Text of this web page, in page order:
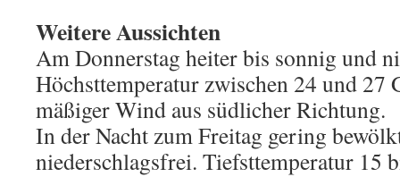
Weitere Aussichten
Am Donnerstag heiter bis sonnig und
Höchsttemperatur zwischen 24 und 27
mäßiger Wind aus südlicher Richtung.
In der Nacht zum Freitag gering
niederschlagsfrei. Tiefsttemperatur 15